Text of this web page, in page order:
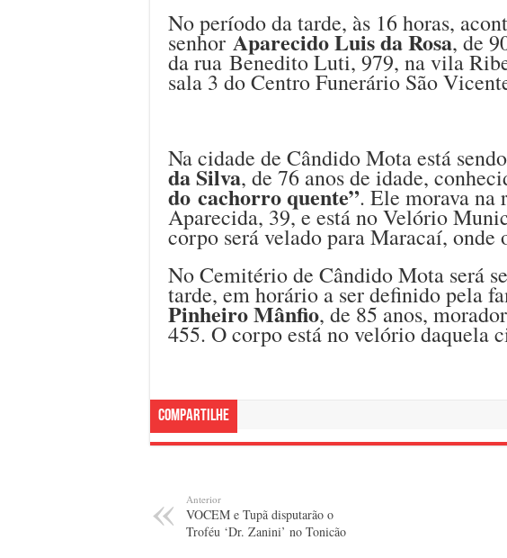
No período da tarde, às 16 horas,
senhor Aparecido Luis da Rosa, de
da rua Benedito Luti, 979, na vila
sala 3 do Centro Funerário São
Na cidade de Cândido Mota está
da Silva, de 76 anos de idade,
do cachorro quente”. Ele morava na
Aparecida, 39, e está no Velório
corpo será velado para Maracaí, onde
No Cemitério de Cândido Mota será
tarde, em horário a ser definido pela
Pinheiro Mânfio, de 85 anos,
455. O corpo está no velório daquela
Compartilhe
Anterior
VOCEM e Tupã disputarão o
Troféu ‘Dr. Zanini’ no Tonicão